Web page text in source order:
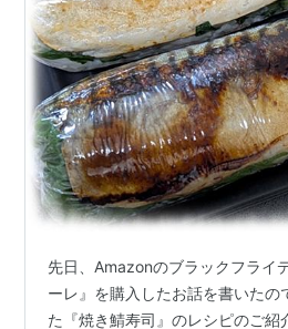
先日、Amazonのブラックフライ
ーレ』を購入したお話を書いたの
た『焼き鯖寿司』のレシピのご紹